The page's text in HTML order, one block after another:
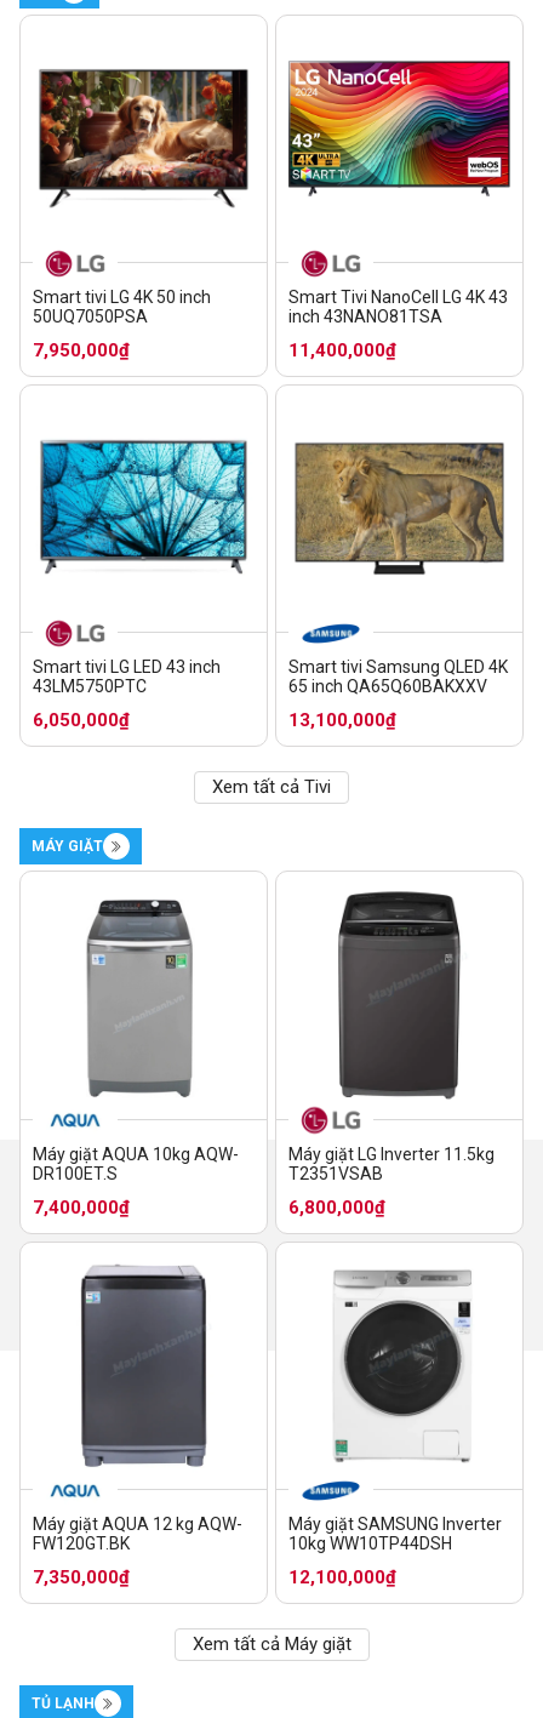
Smart tivi LG 4K 50 inch
50UQ7050PSA
7,950,000₫
Smart Tivi NanoCell LG 4K 43
inch 43NANO81TSA
11,400,000₫
Smart tivi LG LED 43 inch
43LM5750PTC
6,050,000₫
Smart tivi Samsung QLED 4K
65 inch QA65Q60BAKXXV
13,100,000₫
Xem tất cả Tivi
MÁY GIẶT
Máy giặt AQUA 10kg AQW-
DR100ET.S
7,400,000₫
Máy giặt LG Inverter 11.5kg
T2351VSAB
6,800,000₫
Máy giặt AQUA 12 kg AQW-
FW120GT.BK
7,350,000₫
Máy giặt SAMSUNG Inverter
10kg WW10TP44DSH
12,100,000₫
Xem tất cả Máy giặt
TỦ LẠNH